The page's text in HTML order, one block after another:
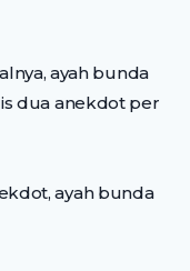
ayah bunda
dua anekdot per
ayah bunda